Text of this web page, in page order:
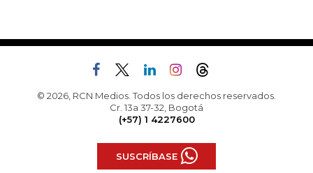
© 2026, RCN Medios. Todos los derechos reservados.
Cr. 13a 37-32, Bogotá
(+57) 1 4227600
SUSCRÍBASE